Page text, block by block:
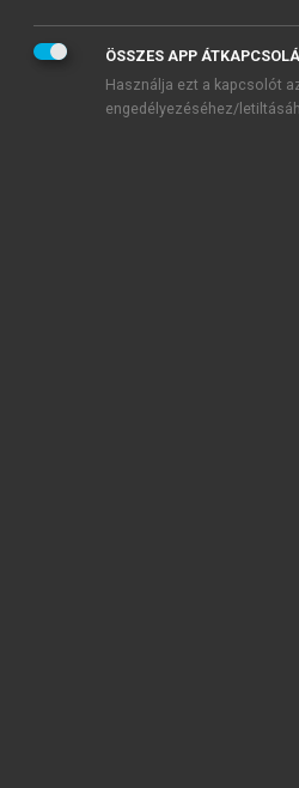
ÖSSZES APP
Használja ezt a kapcsolót
engedélyezéséhez/